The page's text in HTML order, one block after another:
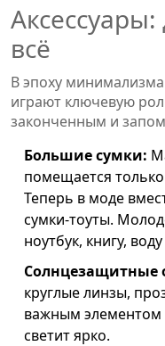
всё
В эпоху
играют ключевую
законченным и
Большие сумки:
помещается
Теперь в моде
сумки-тоуты.
ноутбук, книгу,
Солнцезащитные
круглые линзы,
важным элементом
светит ярко.